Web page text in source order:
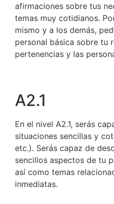
afirmaciones sobre tus
temas muy cotidianos.
mismo y a los demás,
personal básica sobre tu
pertenencias y las
A2.1
En el nivel A2.1, serás
situaciones sencillas y
etc.). Serás capaz de
sencillos aspectos de tu
así como temas
inmediatas.